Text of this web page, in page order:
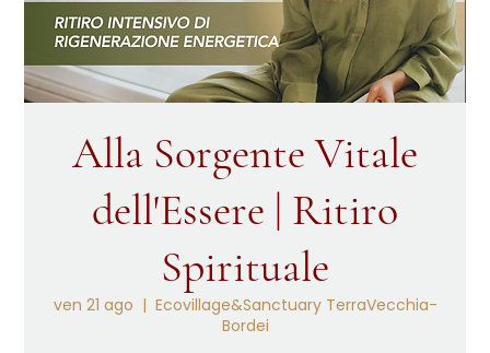
Alla Sorgente Vitale
dell'Essere | Ritiro
Spirituale
ven 21 ago
  |
Ecovillage&Sanctuary TerraVecchia-
Bordei